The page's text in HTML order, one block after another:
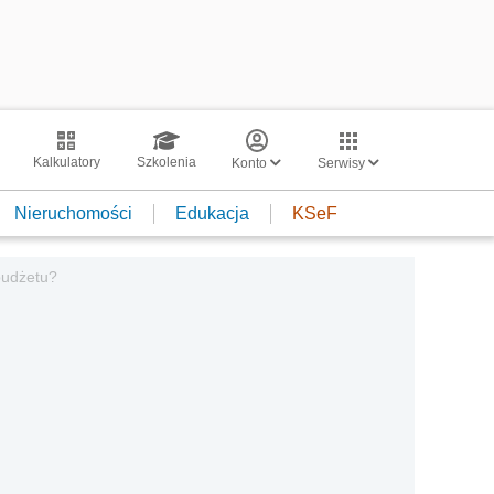
Kalkulatory Szkolenia Konto Serwisy
Nieruchomości Edukacja KSeF